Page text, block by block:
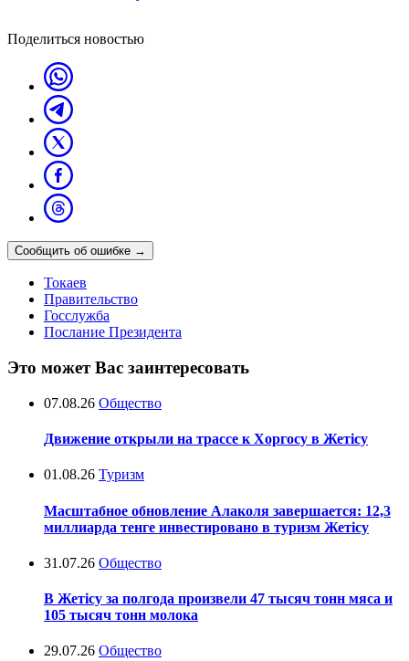
Поделиться новостью
Сообщить об ошибке →
Токаев
Правительство
Госслужба
Послание Президента
Это может Вас заинтересовать
07.08.26 Общество
Движение открыли на трассе к Хоргосу в Жетісу
01.08.26 Туризм
Масштабное обновление Алаколя завершается: 12,3
миллиарда тенге инвестировано в туризм Жетісу
31.07.26 Общество
В Жетісу за полгода произвели 47 тысяч тонн мяса и
105 тысяч тонн молока
29.07.26 Общество